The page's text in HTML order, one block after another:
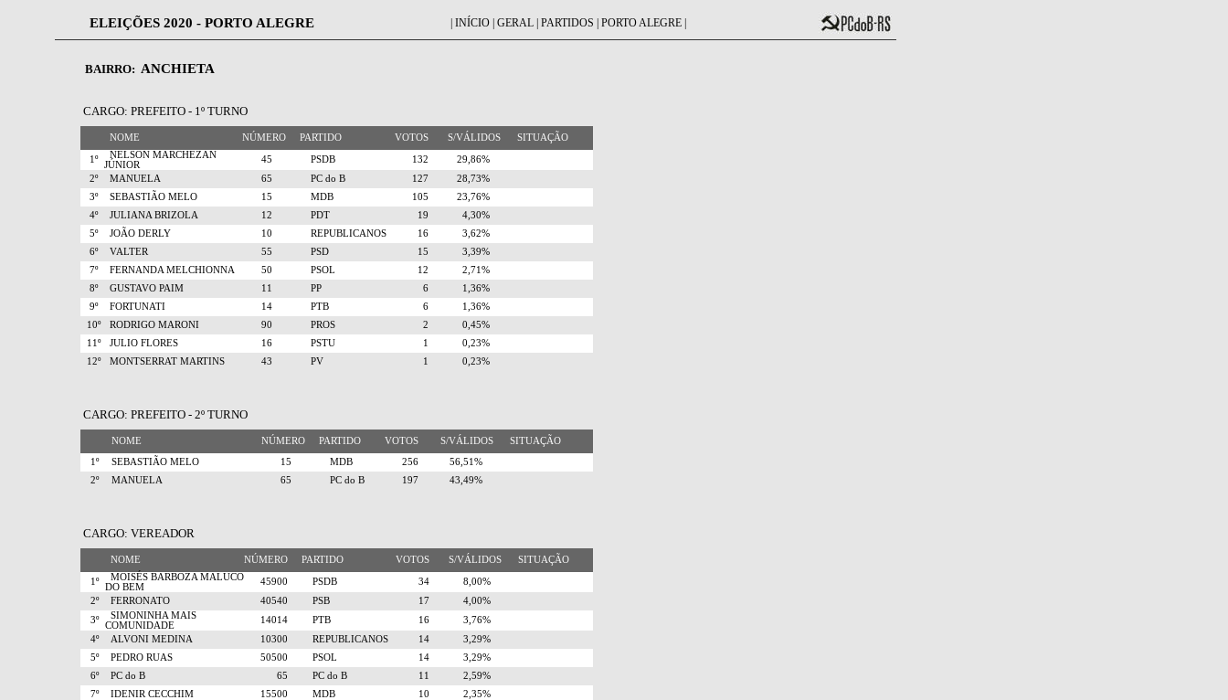
ELEIÇÕES 2020 - PORTO ALEGRE INÍCIO GERAL PARTIDOS PORTO ALEGRE
BAIRRO: ANCHIETA
CARGO: PREFEITO - 1º TURNO
NOME NÚMERO PARTIDO VOTOS S/VÁLIDOS SITUAÇÃO
1º
NELSON MARCHEZAN
JÚNIOR
45 PSDB 132
29,86%
2º
MANUELA 65 PC do B 127
28,73%
3º
SEBASTIÃO MELO 15 MDB 105
23,76%
4º
JULIANA BRIZOLA 12 PDT 19
4,30%
5º
JOÃO DERLY 10 REPUBLICANOS 16
3,62%
6º
VALTER 55 PSD 15
3,39%
7º
FERNANDA MELCHIONNA 50 PSOL 12
2,71%
8º
GUSTAVO PAIM 11 PP 6
1,36%
9º
FORTUNATI 14 PTB 6
1,36%
10º
RODRIGO MARONI 90 PROS 2
0,45%
11º
JULIO FLORES 16 PSTU 1
0,23%
12º
MONTSERRAT MARTINS 43 PV 1 0,23%
CARGO: PREFEITO - 2º TURNO
NOME NÚMERO PARTIDO VOTOS S/VÁLIDOS SITUAÇÃO
1º SEBASTIÃO MELO 15 MDB 256
56,51%
2º
MANUELA 65 PC do B 197 43,49%
CARGO: VEREADOR
NOME NÚMERO PARTIDO VOTOS S/VÁLIDOS SITUAÇÃO
1º
MOISÉS BARBOZA MALUCO
DO BEM
45900 PSDB 34
8,00%
2º
FERRONATO 40540 PSB 17
4,00%
3º
SIMONINHA MAIS
COMUNIDADE
14014 PTB 16
3,76%
4º
ALVONI MEDINA 10300 REPUBLICANOS 14
3,29%
5º
PEDRO RUAS 50500 PSOL 14
3,29%
6º
PC do B 65 PC do B 11
2,59%
7º
IDENIR CECCHIM 15500 MDB 10
2,35%